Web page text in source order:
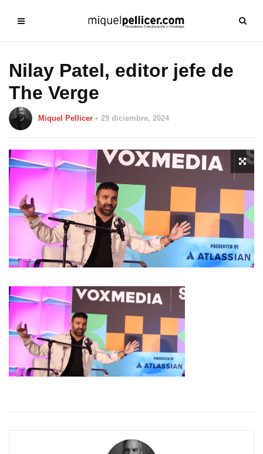
Nilay Patel, editor jefe de
The Verge
Miquel Pellicer 29 diciembre, 2024